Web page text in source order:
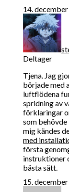
14.
Deltager
Tjena. Jag
började med
luftflödena
spridning av
förklaringar
som
mig kändes
med
första
instruktioner
bästa sätt.
15.